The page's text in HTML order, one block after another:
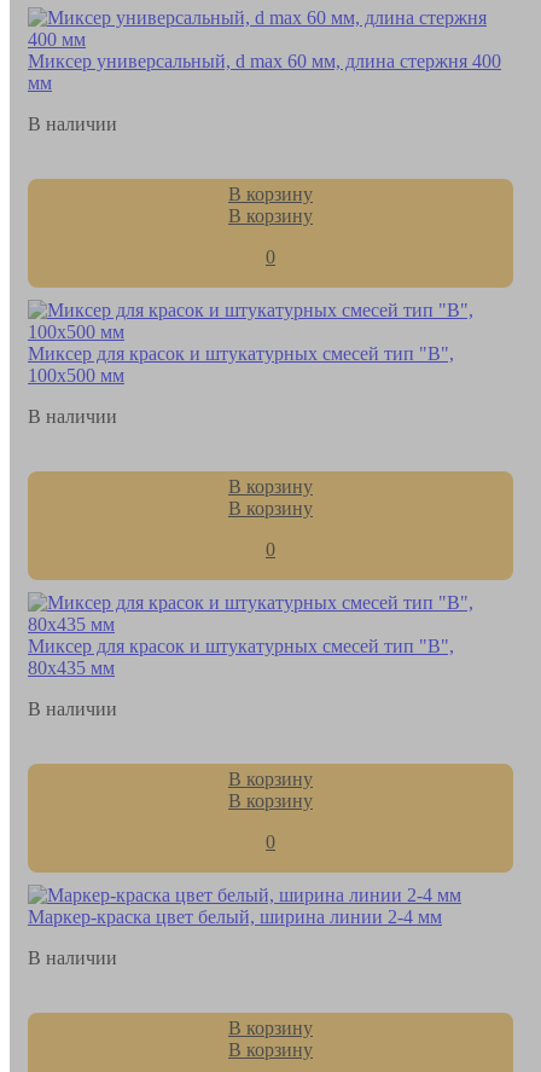
Миксер универсальный, d max 60 мм, длина стержня 400
мм
В наличии
В корзину
В корзину
0
Миксер для красок и штукатурных смесей тип "В",
100х500 мм
В наличии
В корзину
В корзину
0
Миксер для красок и штукатурных смесей тип "В",
80х435 мм
В наличии
В корзину
В корзину
0
Маркер-краска цвет белый, ширина линии 2-4 мм
В наличии
В корзину
В корзину